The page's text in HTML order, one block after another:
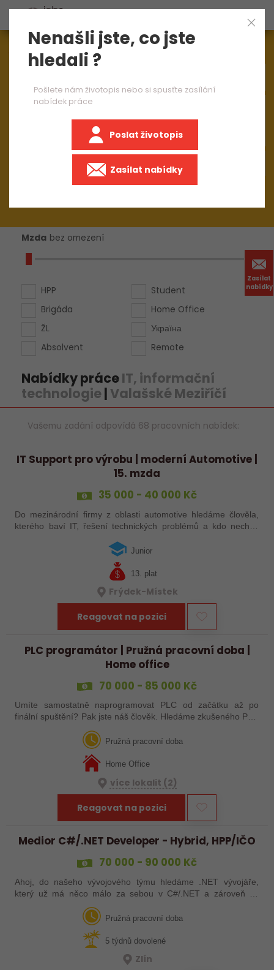
Zasílat
nabídky
Aktuálně1545nabídek práce
IT, informační technologie
Mzda bez omezení
HPP
Brigáda
ŽL
Absolvent
Student
Home Office
Україна
Remote
Nabídky práceIT, informační
technologie | Valašské Meziříčí
Vašemu zadání odpovídá 68 pracovních nabídek:
IT Support pro výrobu | moderní Automotive |
15. mzda
35 000 - 40 000 Kč
Do mezinárodní firmy z oblasti automotive hledáme člověla,
kterého baví IT, řešení technických problémů a kdo nechce
budeš kombinovat podporu… Junior
13. plat
Frýdek-Místek
Reagovat na pozici
PLC programátor | Pružná pracovní doba |
Home office
70 000 - 85 000 Kč
Umíte samostatně naprogramovat PLC od začátku až po
finální spuštění? Pak jste náš člověk. Hledáme zkušeného PLC
strojů, výrobních linek a…Pružná pracovní doba
Home Office
více lokalit (2)
Reagovat na pozici
Medior C#/.NET Developer - Hybrid, HPP/IČO
70 000 - 90 000 Kč
Ahoj, do našeho vývojového týmu hledáme .NET vývojáře,
který už má něco málo za sebou v C#/.NET a zároveň se
neztratí ve webových technologiích. Hledáme někoho, koho
baví navrhovat moderní řešení,…Pružná pracovní doba
5 týdnů dovolené
Zlín
Nenašli jste, co jste
hledali ?
Pošlete nám životopis nebo si spusťte zasílání
nabídek práce
Poslat životopis
Zasílat nabídky